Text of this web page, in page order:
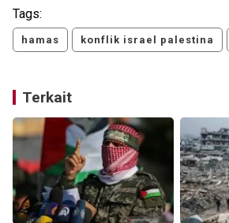
Tags:
hamas konflik israel palestina
Terkait